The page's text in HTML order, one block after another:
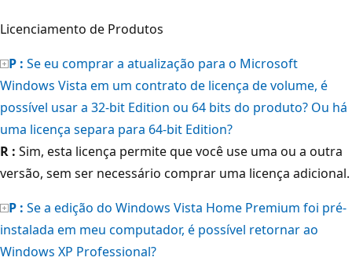
Licenciamento de Produtos
P : Se eu comprar a atualização para o Microsoft
Windows Vista em um contrato de licença de volume, é
possível usar a 32-bit Edition ou 64 bits do produto? Ou há
uma licença separa para 64-bit Edition?
R : Sim, esta licença permite que você use uma ou a outra
versão, sem ser necessário comprar uma licença adicional.
P : Se a edição do Windows Vista Home Premium foi pré-
instalada em meu computador, é possível retornar ao
Windows XP Professional?